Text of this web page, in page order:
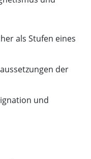
als Stufen eines
der
und